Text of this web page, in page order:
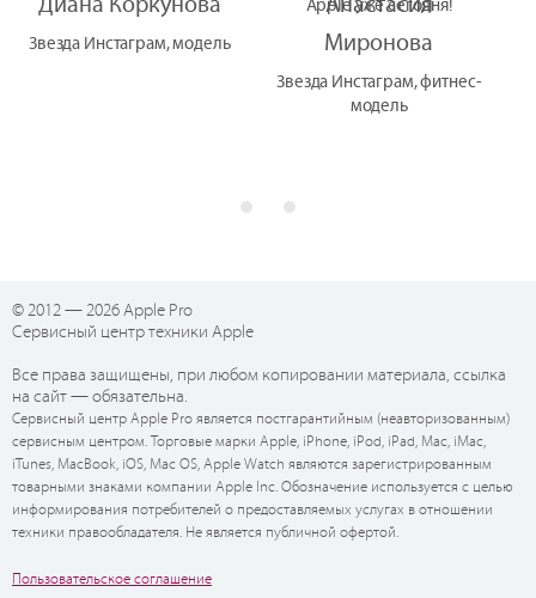
Диана Коркунова
Звезда Инстаграм, модель
Анастасия
Миронова
Звезда Инстаграм, фитнес-
модель
Apple уже сегодня!
© 2012 — 2026 Apple Pro
Сервисный центр техники Apple
Все права защищены, при любом копировании материала, ссылка
на сайт — обязательна.
Сервисный центр Apple Pro является постгарантийным (неавторизованным)
сервисным центром. Торговые марки Apple, iPhone, iPod, iPad, Mac, iMac,
iTunes, MacBook, iOS, Mac OS, Apple Watch являются зарегистрированным
товарными знаками компании Apple Inc. Обозначение используется с целью
информирования потребителей о предоставляемых услугах в отношении
техники правообладателя. Не является публичной офертой.
Пользовательское соглашение